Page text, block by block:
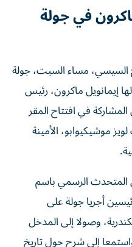
في جولة
السيسي، مساء السبت، جولة
إيمانويل ماكرون، رئيس
في افتتاح المقر
موشيكيوابو، الأمينة
الرسمي باسم
أجريا جولة على
وصولا إلى المدخل
إلى شرح حول تاريخ